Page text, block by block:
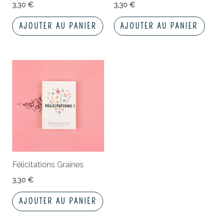
3,30€
AJOUTER AU PANIER
3,30 €
AJOUTER AU PANIER
Félicitations Graines
3,30€
AJOUTER AU PANIER